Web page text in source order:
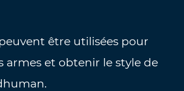
être utilisées pour
armes et obtenir le style de